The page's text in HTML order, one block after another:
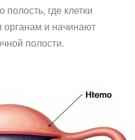
где клетки
органам и начинают
полости.